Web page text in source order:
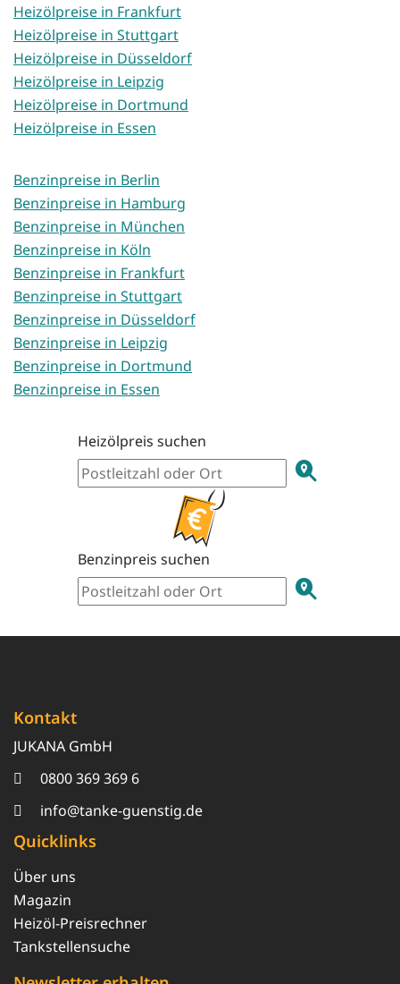
Heizölpreise in Frankfurt
Heizölpreise in Stuttgart
Heizölpreise in Düsseldorf
Heizölpreise in Leipzig
Heizölpreise in Dortmund
Heizölpreise in Essen
Benzinpreise in Berlin
Benzinpreise in Hamburg
Benzinpreise in München
Benzinpreise in Köln
Benzinpreise in Frankfurt
Benzinpreise in Stuttgart
Benzinpreise in Düsseldorf
Benzinpreise in Leipzig
Benzinpreise in Dortmund
Benzinpreise in Essen
Heizölpreis suchen
Benzinpreis suchen
Kontakt
JUKANA GmbH
0800 369 369 6
info@tanke-guenstig.de
Quicklinks
Über uns
Magazin
Heizöl-Preisrechner
Tankstellensuche